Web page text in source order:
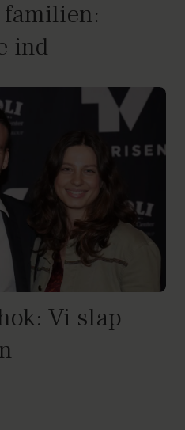
ind
Vi slap